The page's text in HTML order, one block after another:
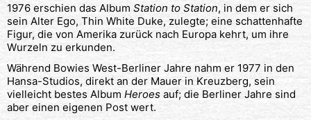
1976 erschien das Album Station to Station, in dem er sich
sein Alter Ego, Thin White Duke, zulegte; eine schattenhafte
Figur, die von Amerika zurück nach Europa kehrt, um ihre
Wurzeln zu erkunden.
Während Bowies West-Berliner Jahre nahm er 1977 in den
Hansa-Studios, direkt an der Mauer in Kreuzberg, sein
vielleicht bestes Album Heroes auf; die Berliner Jahre sind
aber einen eigenen Post wert.